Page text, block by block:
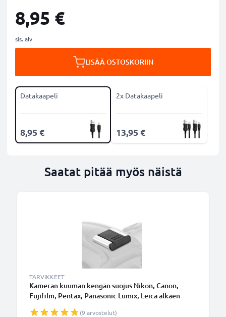
8,95 €
sis. alv
LISÄÄ OSTOSKORIIN
Datakaapeli
8,95 €
2x Datakaapeli
13,95 €
Saatat pitää myös näistä
TARVIKKEET
Kameran kuuman kengän suojus Nikon, Canon,
Fujifilm, Pentax, Panasonic Lumix, Leica alkaen
(9 arvostelut)